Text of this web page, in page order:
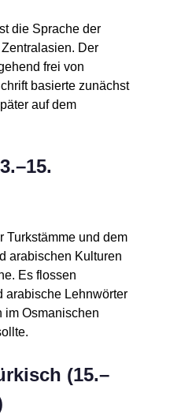
die Sprache der
Der
frei von
basierte zunächst
auf dem
Turkstämme und dem
arabischen Kulturen
Es flossen
arabische Lehnwörter
im Osmanischen
(15.–